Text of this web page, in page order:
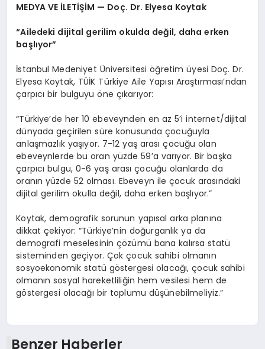
MEDYA VE İLETİŞİM — Doç. Dr. Elyesa Koytak
“Ailedeki dijital gerilim okulda değil, daha erken
başlıyor”
İstanbul Medeniyet Üniversitesi öğretim üyesi Doç. Dr.
Elyesa Koytak, TÜİK Türkiye Aile Yapısı Araştırması’ndan
çarpıcı bir bulguyu öne çıkarıyor:
“Türkiye’de her 10 ebeveynden en az 5’i internet/dijital
dünyada geçirilen süre konusunda çocuğuyla
anlaşmazlık yaşıyor. 7-12 yaş arası çocuğu olan
ebeveynlerde bu oran yüzde 59’a varıyor. Bir başka
çarpıcı bulgu, 0-6 yaş arası çocuğu olanlarda da
oranın yüzde 52 olması. Ebeveyn ile çocuk arasındaki
dijital gerilim okulla değil, daha erken başlıyor.”
Koytak, demografik sorunun yapısal arka planına
dikkat çekiyor: “Türkiye’nin doğurganlık ya da
demografi meselesinin çözümü bana kalırsa statü
sisteminden geçiyor. Çok çocuk sahibi olmanın
sosyoekonomik statü göstergesi olacağı, çocuk sahibi
olmanın sosyal hareketliliğin hem vesilesi hem de
göstergesi olacağı bir toplumu düşünebilmeliyiz.”
Benzer Haberler